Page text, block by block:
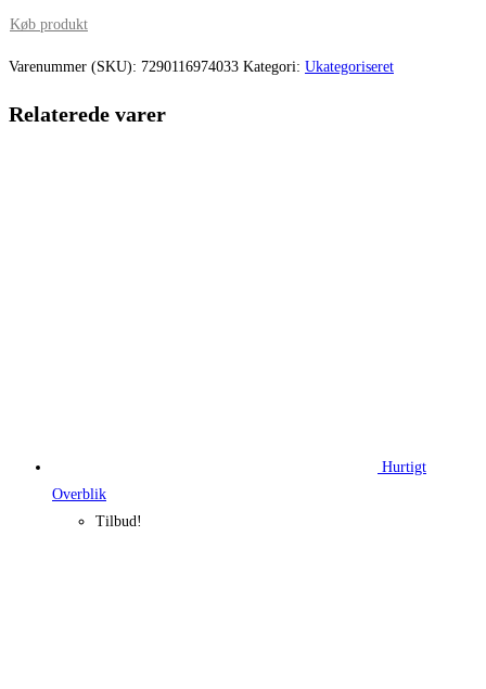
Køb produkt
Varenummer (SKU): 7290116974033 Kategori: Ukategoriseret
Relaterede varer
Hurtigt
Overblik
Tilbud!